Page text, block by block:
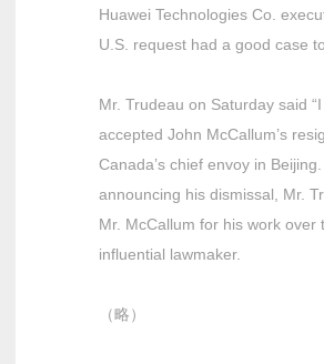
Huawei Technologies Co.
U.S. request had a good case
Mr. Trudeau on Saturday said
accepted John McCallum’s
Canada’s chief envoy in
announcing his dismissal, Mr.
Mr. McCallum for his work over
influential lawmaker.
（略）